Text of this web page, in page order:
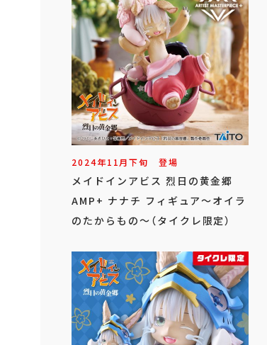
2024年11月下旬 登場
メイドインアビス 烈日の黄金郷
AMP+ ナナチ フィギュア～オイラ
のたからもの～（タイクレ限定）